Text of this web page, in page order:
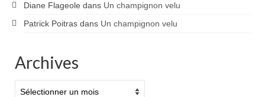
Diane Flageole dans Un champignon velu
Patrick Poitras dans Un champignon velu
Archives